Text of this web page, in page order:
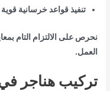
تنفيذ قواعد خرسانية قوية
نحرص على الالتزام التام
العمل.
تركيب هناجر